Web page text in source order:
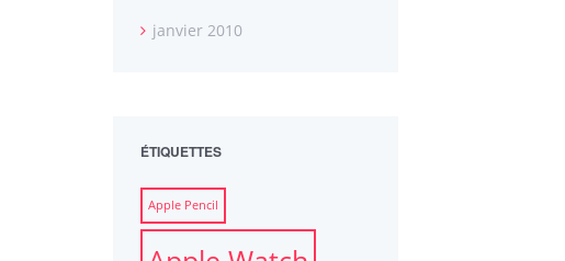
janvier 2010
ÉTIQUETTES
Apple Pencil